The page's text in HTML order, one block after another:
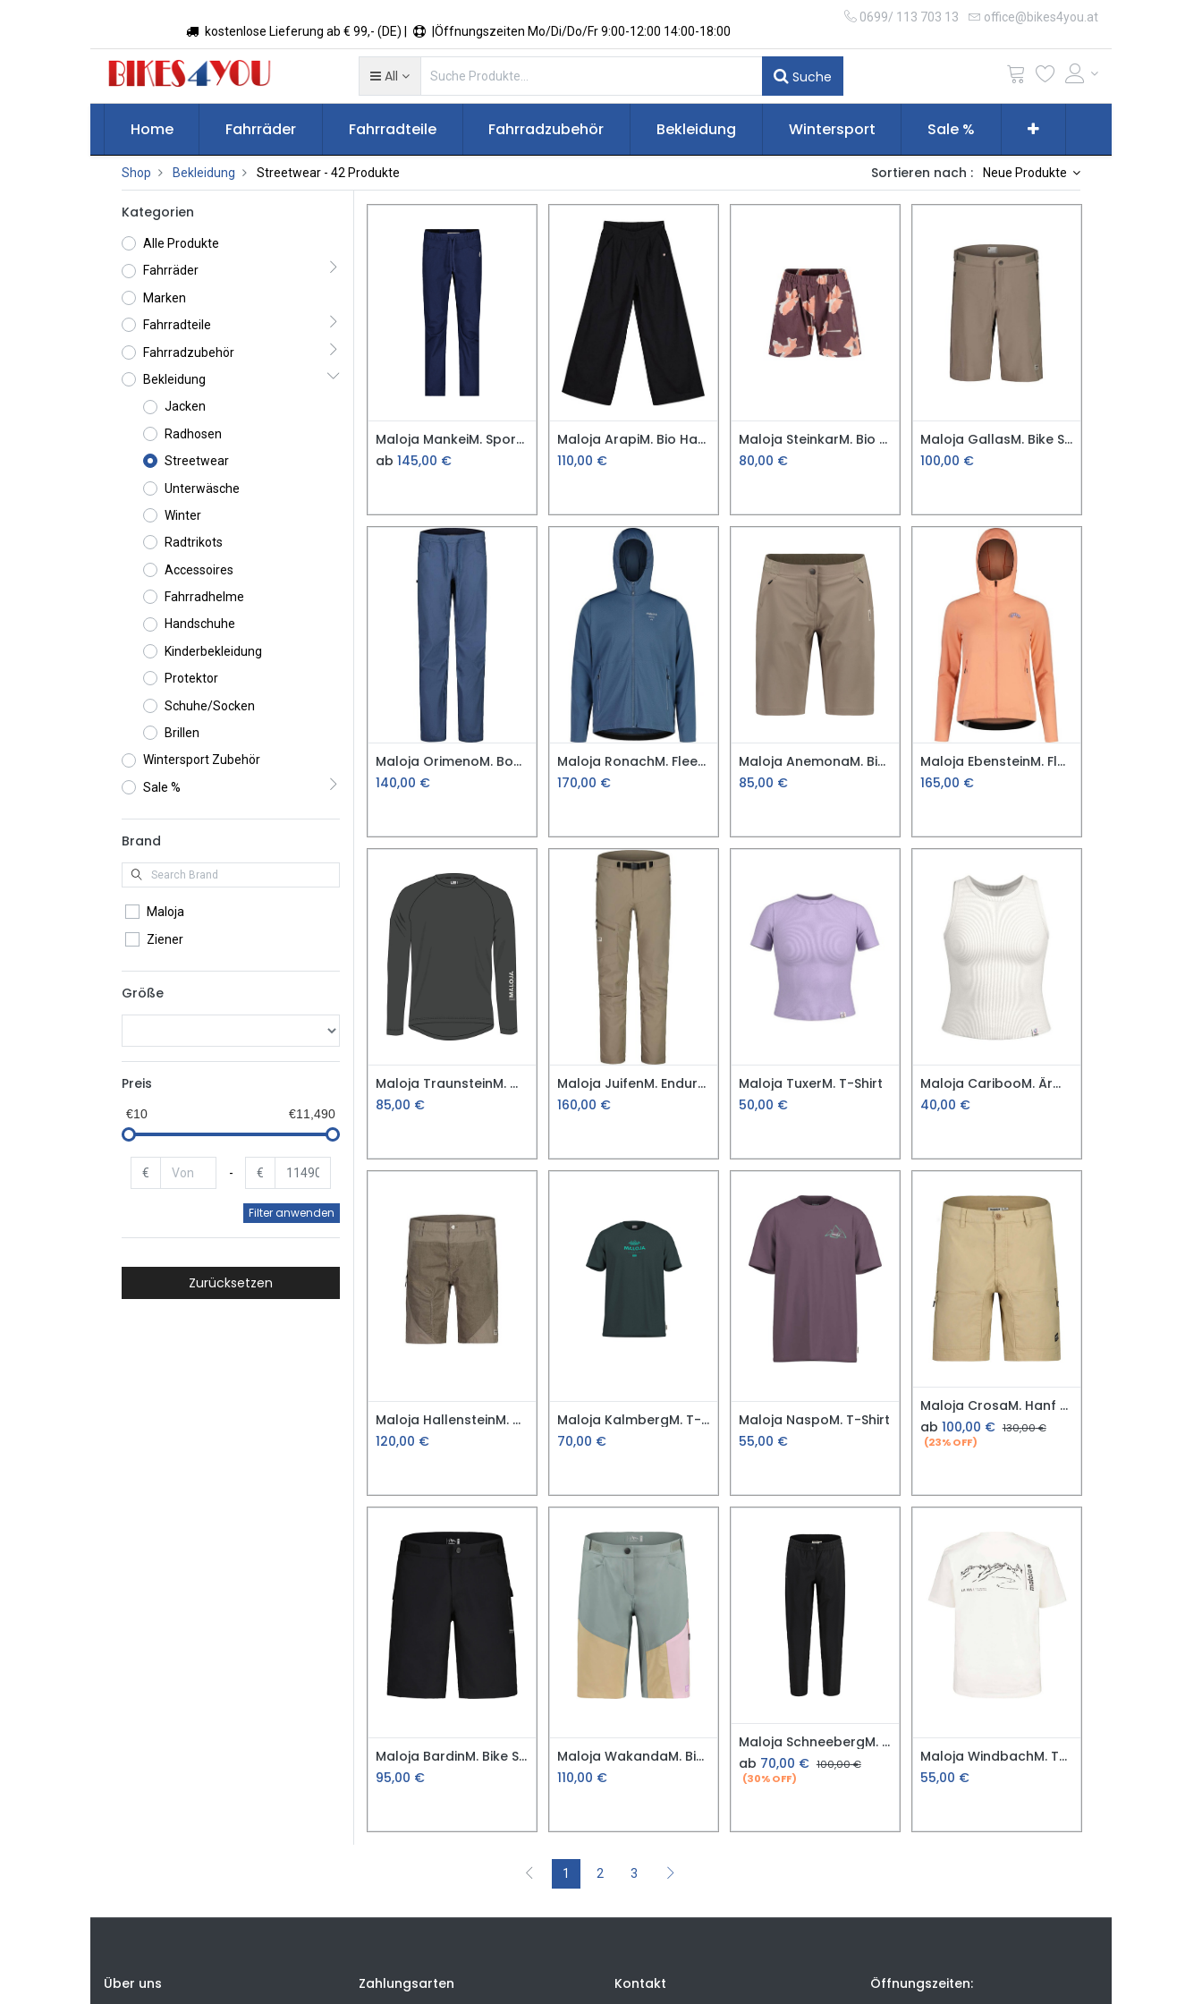
kostenlose Lieferung ab € 99,- (DE) | |Öffnungszeiten Mo/Di/Do/Fr 9:00-12:00 14:00-18:00
0699/ 113 703 13 office@bikes4you.at
All Suche
Home Fahrräder Fahrradteile Fahrradzubehör Bekleidung Wintersport Sale %
Shop Bekleidung Streetwear- 42 Produkte Sortieren nach : Neue Produkte
Kategorien
Alle Produkte
Fahrräder
Marken
Fahrradteile
Fahrradzubehör
Bekleidung
Jacken
Radhosen
Streetwear
Unterwäsche
Winter
Radtrikots
Accessoires
Fahrradhelme
Handschuhe
Kinderbekleidung
Protektor
Schuhe/Socken
Brillen
Wintersport Zubehör
Sale %
Brand
Maloja
Ziener
Größe
Preis
€10 €11,490
€ - €
Filter anwenden
Zurücksetzen
Maloja MankeiM. Sport Hose
ab 145,00 €
Maloja ArapiM. Bio Hanf Hose
110,00 €
Maloja SteinkarM. Bio Hanf Short
80,00 €
Maloja GallasM. Bike Shorts
100,00 €
Maloja OrimenoM. Boulder Hose
140,00 €
Maloja RonachM. Fleece Jacket
170,00 €
Maloja AnemonaM. Bike Shorts
85,00 €
Maloja EbensteinM. Fleece Jacke
165,00 €
Maloja TraunsteinM. Merino Langarm
85,00 €
Maloja JuifenM. Enduro Hose
160,00 €
Maloja TuxerM. T-Shirt
50,00 €
Maloja CaribooM. Ärmelloses Tank
40,00 €
Maloja HallensteinM. Wander Shorts
120,00 €
Maloja KalmbergM. T-Shirt
70,00 €
Maloja NaspoM. T-Shirt
55,00 €
Maloja CrosaM. Hanf Shorts
ab 100,00 € 130,00€
(23% OFF)
Maloja BardinM. Bike Shorts
95,00 €
Maloja WakandaM. Bike Shorts
110,00 €
Maloja SchneebergM. Wanderhose
ab 70,00 € 100,00€
(30% OFF)
Maloja WindbachM. T-Shirt
55,00 €
1 2 3
Über uns Zahlungsarten Kontakt Öffnungszeiten: